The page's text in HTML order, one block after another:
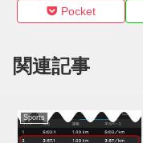
Pocket
関連記事
Sports